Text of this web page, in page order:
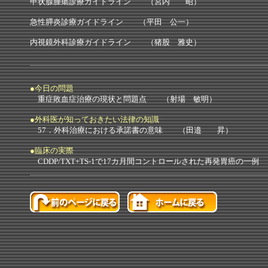
急性膵炎診療ガイドライン （平田 公一）
内視鏡外科診療ガイドライン （猪股 雅史）
●今日の問題
重症敗血症治療の現状と問題点 （射場 敏明）
●外科医が知っておきたい法律の知識
57．外科治療における承諾書の意味 （田邉 昇）
●臨床の実際
CDDP/TXT+TS-1で17カ月間コントロールされた再発胃癌の